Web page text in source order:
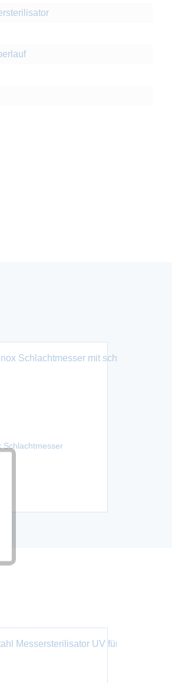
Schlachtmesser